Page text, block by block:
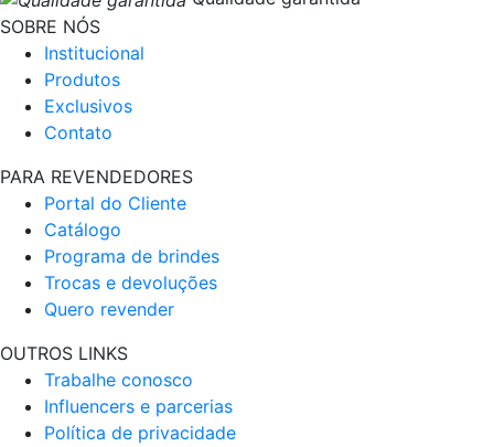
SOBRE NÓS
Institucional
Produtos
Exclusivos
Contato
PARA REVENDEDORES
Portal do Cliente
Catálogo
Programa de brindes
Trocas e devoluções
Quero revender
OUTROS LINKS
Trabalhe conosco
Influencers e parcerias
Política de privacidade